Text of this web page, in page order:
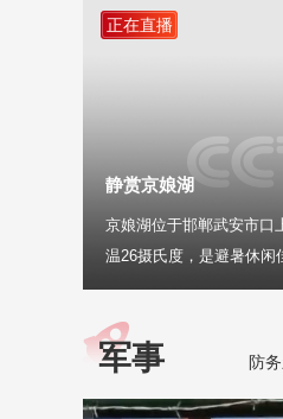
正在直播
静赏京娘湖
京娘湖位于邯郸武安市口
温26摄氏度，是避暑休闲
军事 防